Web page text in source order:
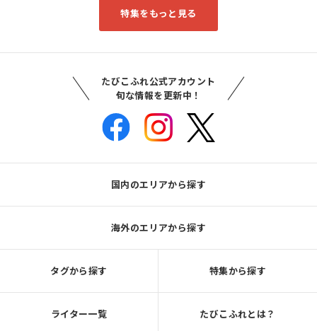
特集をもっと見る
たびこふれ公式アカウント
旬な情報を更新中！
国内のエリアから探す
海外のエリアから探す
タグから探す 特集から探す
ライター一覧 たびこふれとは？